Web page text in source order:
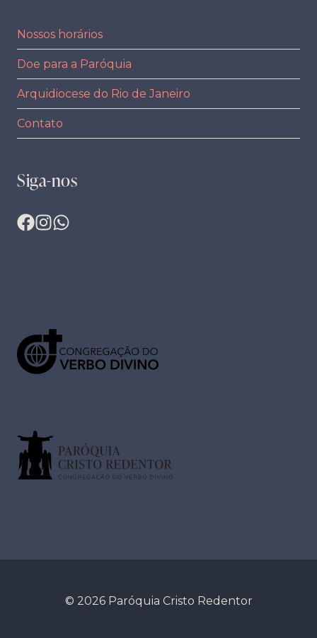
Nossos horários
Doe para a Paróquia
Arquidiocese do Rio de Janeiro
Contato
Siga-nos
© 2026 Paróquia Cristo Redentor